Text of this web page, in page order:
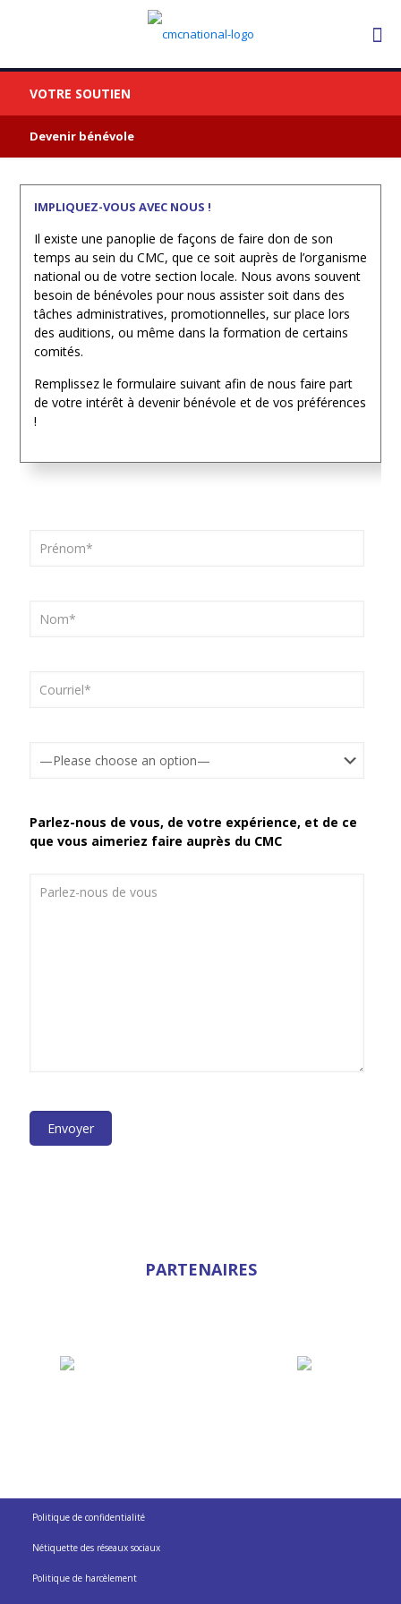
VOTRE SOUTIEN
Devenir bénévole
IMPLIQUEZ-VOUS AVEC NOUS !
Il existe une panoplie de façons de faire don de son
temps au sein du CMC, que ce soit auprès de l’organisme
national ou de votre section locale. Nous avons souvent
besoin de bénévoles pour nous assister soit dans des
tâches administratives, promotionnelles, sur place lors
des auditions, ou même dans la formation de certains
comités.
Remplissez le formulaire suivant afin de nous faire part
de votre intérêt à devenir bénévole et de vos préférences
!
Parlez-nous de vous, de votre expérience, et de ce
que vous aimeriez faire auprès du CMC
PARTENAIRES
Politique de confidentialité
Nétiquette des réseaux sociaux
Politique de harcèlement